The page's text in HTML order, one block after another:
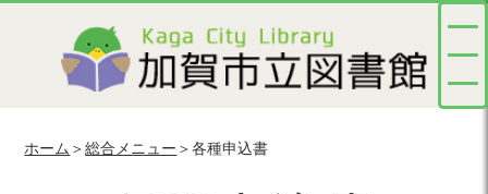
ホーム ＞総合メニュー ＞各種申込書